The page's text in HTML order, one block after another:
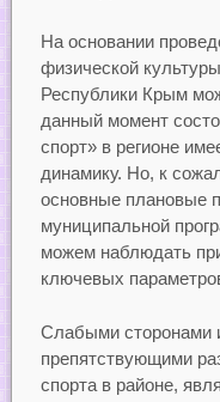
На основании
физической
Республики Крым
данный момент
спорт» в регионе
динамику. Но, к
основные плановые
муниципальной
можем наблюдать
ключевых
Слабыми сторонами
препятствующими
спорта в районе,